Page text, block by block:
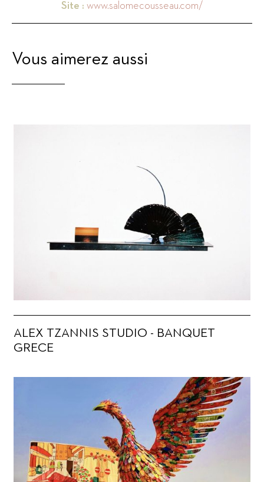
Site : www.salomecousseau.com/
Vous aimerez aussi
ALEX TZANNIS STUDIO - BANQUET
GRECE